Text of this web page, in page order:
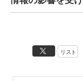
リスト